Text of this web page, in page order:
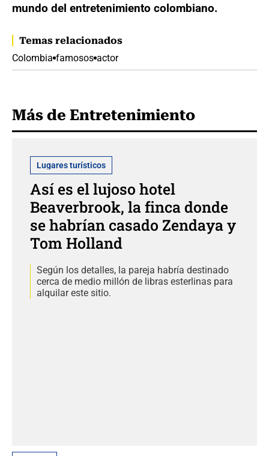
mundo del entretenimiento colombiano.
Temas relacionados
Colombia famosos actor
Más de Entretenimiento
Lugares turísticos
Así es el lujoso hotel
Beaverbrook, la finca donde
se habrían casado Zendaya y
Tom Holland
Según los detalles, la pareja habría destinado
cerca de medio millón de libras esterlinas para
alquilar este sitio.